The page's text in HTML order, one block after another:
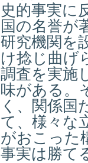
史的事実に
国の名誉が
研究機関を
け捻じ曲げ
調査を実施
味がある。
く、関係国
て、様々な
がおこった
事実は勝て